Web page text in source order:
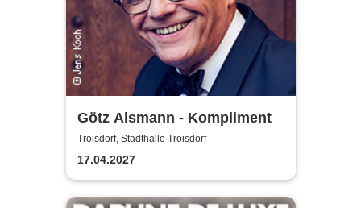
Götz Alsmann - Kompliment
Troisdorf, Stadthalle Troisdorf
17.04.2027